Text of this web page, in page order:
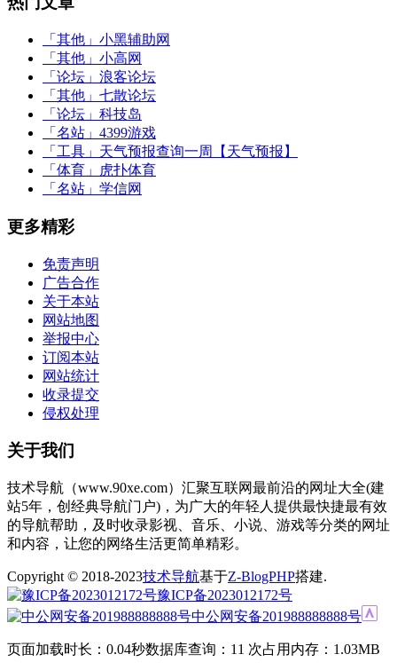
「其他」 小黑辅助网
「其他」 小高网
「论坛」 浪客论坛
「其他」 七散论坛
「论坛」 科技岛
「名站」 4399游戏
「工具」 天气预报查询一周【天气预报】
「体育」
虎扑体育
「名站」 学信网
更多精彩
免责声明
广告合作
关于本站
网站地图
举报中心
订阅本站
网站统计
收录提交
侵权处理
关于我们
技术导航（www.90xe.com）汇聚互联网最前沿的网址大全(建
站5年，创经典导航门户)，为广大的年轻人提供最快捷最有效
的导航帮助，及时收录影视、音乐、小说、游戏等分类的网址
和内容，让您的网络生活更简单精彩。
Copyright © 2018-2023技术导航基于Z-BlogPHP搭建.
豫ICP备2023012172号
中公网安备201988888888号
页面加载时长：0.04秒数据库查询：11 次占用内存：1.03MB